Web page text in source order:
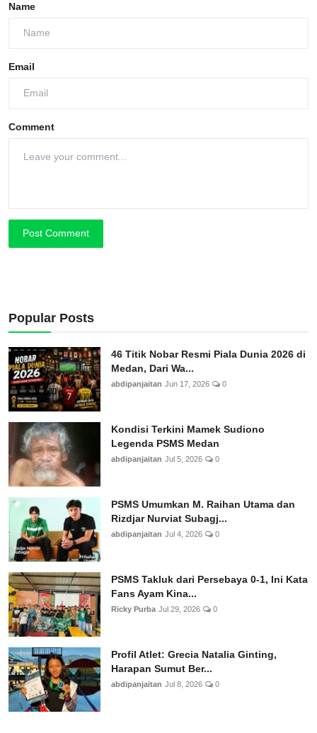
Name
Email
Comment
Post Comment
Popular Posts
46 Titik Nobar Resmi Piala Dunia 2026 di
Medan, Dari Wa...
abdipanjaitan Jun 17, 2026 0
Kondisi Terkini Mamek Sudiono
Legenda PSMS Medan
abdipanjaitan Jul 5, 2026 0
PSMS Umumkan M. Raihan Utama dan
Rizdjar Nurviat Subagj...
abdipanjaitan Jul 4, 2026 0
PSMS Takluk dari Persebaya 0-1, Ini Kata
Fans Ayam Kina...
Ricky Purba Jul 29, 2026 0
Profil Atlet: Grecia Natalia Ginting,
Harapan Sumut Ber...
abdipanjaitan Jul 8, 2026 0